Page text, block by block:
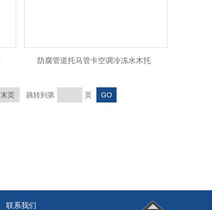
防腐管道托马管卡空调冷冻水木托
末页 跳转到第 页
联系我们